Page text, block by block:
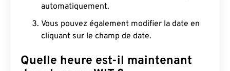
automatiquement.
Vous pouvez également modifier la date en
cliquant sur le champ de date.
Quelle heure est-il maintenant